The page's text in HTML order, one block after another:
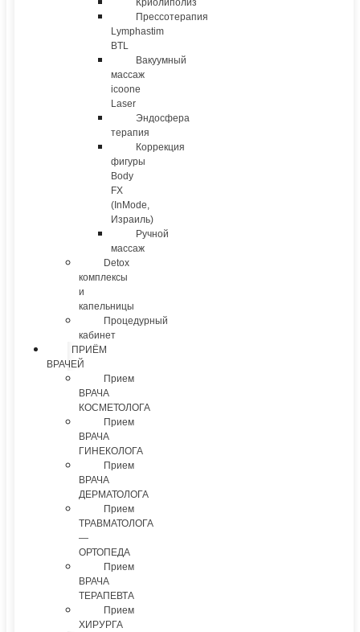
Криолиполиз
Прессотерапия
Lymphastim
BTL
Вакуумный
массаж
icoone
Laser
Эндосфера
терапия
Коррекция
фигуры
Body
FX
(InMode,
Израиль)
Ручной
массаж
Detox
комплексы
и
капельницы
Процедурный
кабинет
ПРИЁМ
ВРАЧЕЙ
Прием
ВРАЧА
КОСМЕТОЛОГА
Прием
ВРАЧА
ГИНЕКОЛОГА
Прием
ВРАЧА
ДЕРМАТОЛОГА
Прием
ТРАВМАТОЛОГА
—
ОРТОПЕДА
Прием
ВРАЧА
ТЕРАПЕВТА
Прием
ХИРУРГА